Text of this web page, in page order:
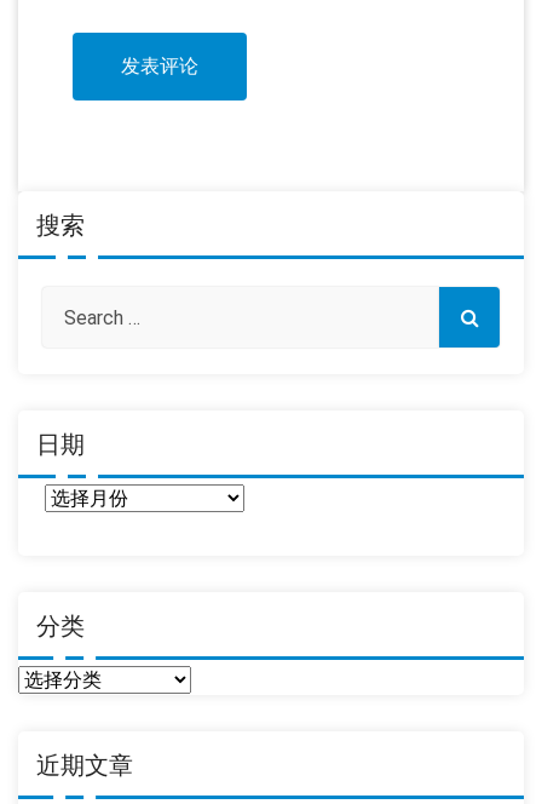
搜索
日期
分类
分
近期文章